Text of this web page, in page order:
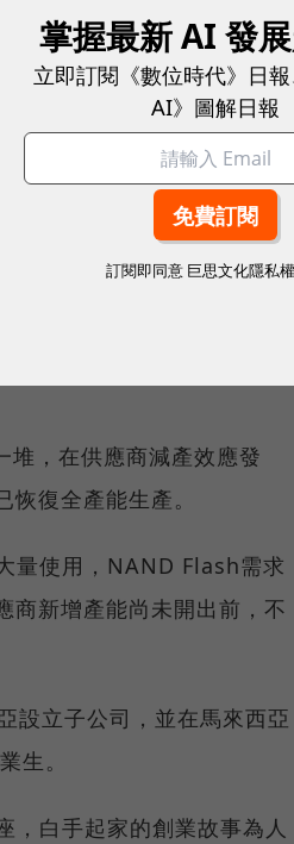
展現AI時代最具潛力的核心
、美光（Micron）、威騰
是群聯的客戶，群聯同時也
供應商採用群聯的控制晶
Flash，與小型客戶做生
，在供應商減產效應發
復全產能生產。
量使用，NAND Flash需求
商新增產能尚未開出前，不
設立子公司，並在馬來西亞
生。
，白手起家的創業故事為人
掌握最新 AI 發
立即訂閱《數位時代》日
AI》圖解日報
訂閱即同意 巨思文化隱私